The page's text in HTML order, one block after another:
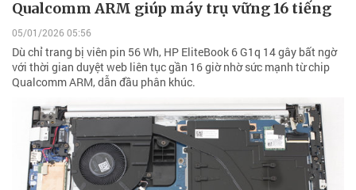
Qualcomm ARM giúp máy trụ vững 16 tiếng
05/01/2026 05:56
Dù chỉ trang bị viên pin 56 Wh, HP EliteBook 6 G1q 14 gây bất ngờ
với thời gian duyệt web liên tục gần 16 giờ nhờ sức mạnh từ chip
Qualcomm ARM, dẫn đầu phân khúc.